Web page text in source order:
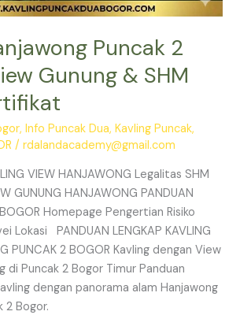
Puncak 2
Gunung & SHM
,Info Puncak Dua,Kavling Puncak,
/rdalandacademy@gmail.com
VIEW HANJAWONG Legalitas SHM
GUNUNG HANJAWONG PANDUAN
Homepage Pengertian Risiko
Lokasi PANDUAN LENGKAP KAVLING
PUNCAK 2 BOGOR Kavling dengan View
di Puncak 2 Bogor Timur Panduan
dengan panorama alam Hanjawong
2 Bogor.